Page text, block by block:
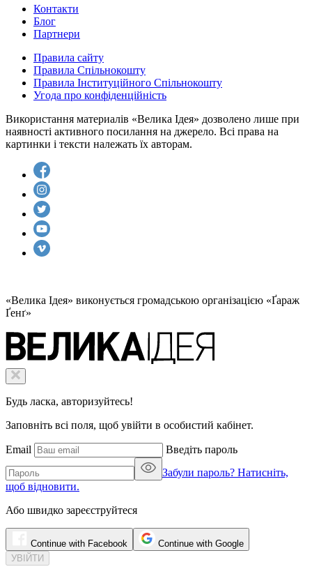
Контакти
Блог
Партнери
Правила сайту
Правила Спільнокошту
Правила Інституційного Спільнокошту
Угода про конфіденційність
Використання материалів «Велика Ідея» дозволено лише при
наявності активного посилання на джерело. Всі права на
картинки і тексти належать їх авторам.
«Велика Ідея» виконується громадською організацією «Ґараж
Ґенґ»
Будь ласка, авторизуйтесь!
Заповніть всі поля, щоб увійти в особистий кабінет.
Email
Введіть пароль
Забули пароль? Натисніть,
щоб відновити.
Або швидко зареєструйтеся
Continue with Facebook Continue with Google